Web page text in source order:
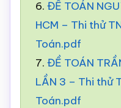
6. ĐỀ TOÁN
HCM – Thi thử
Toán.pdf
7. ĐỀ TOÁN
LẦN 3 – Thi thử
Toán.pdf